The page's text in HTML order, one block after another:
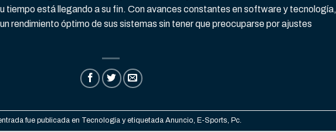
tiempo está llegando a su fin. Con avances constantes en software y tecnología,
rendimiento óptimo de sus sistemas sin tener que preocuparse por ajustes
fue publicada en Tecnologíay etiquetada Anuncio, E-Sports, Pc.